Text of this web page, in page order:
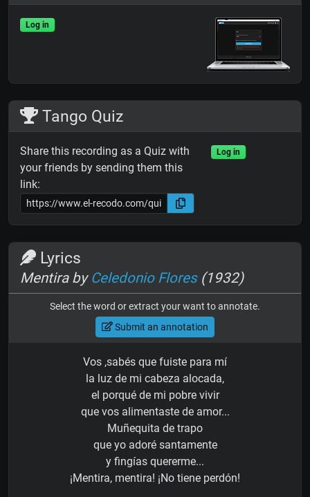
Log in
Tango Quiz
Share this recording as a Quiz with
your friends by sending them this
link:
Log in
Lyrics
Mentira by Celedonio Flores(1932)
Select the word or extract your want to annotate.
Submit an annotation
Vos ,sabés que fuiste para mí
la luz de mi cabeza alocada,
el porqué de mi pobre vivir
que vos alimentaste de amor...
Muñequita de trapo
que yo adoré santamente
y fingías quererme...
¡Mentira, mentira! ¡No tiene perdón!